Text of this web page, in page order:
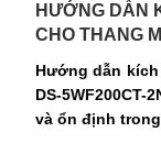
HƯỚNG DẪN
CHO THANG
Hướng dẫn
DS-
và ổn định